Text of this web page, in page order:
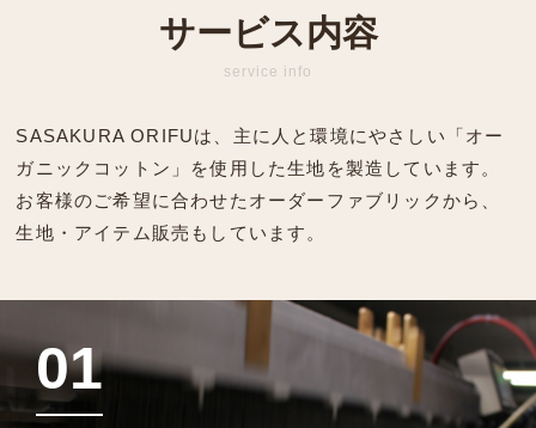
サービス内容
service info
SASAKURA ORIFUは、主に人と環境にやさしい「オー
ガニックコットン」を使用した生地を製造しています。
お客様のご希望に合わせたオーダーファブリックから、
生地・アイテム販売もしています。
01